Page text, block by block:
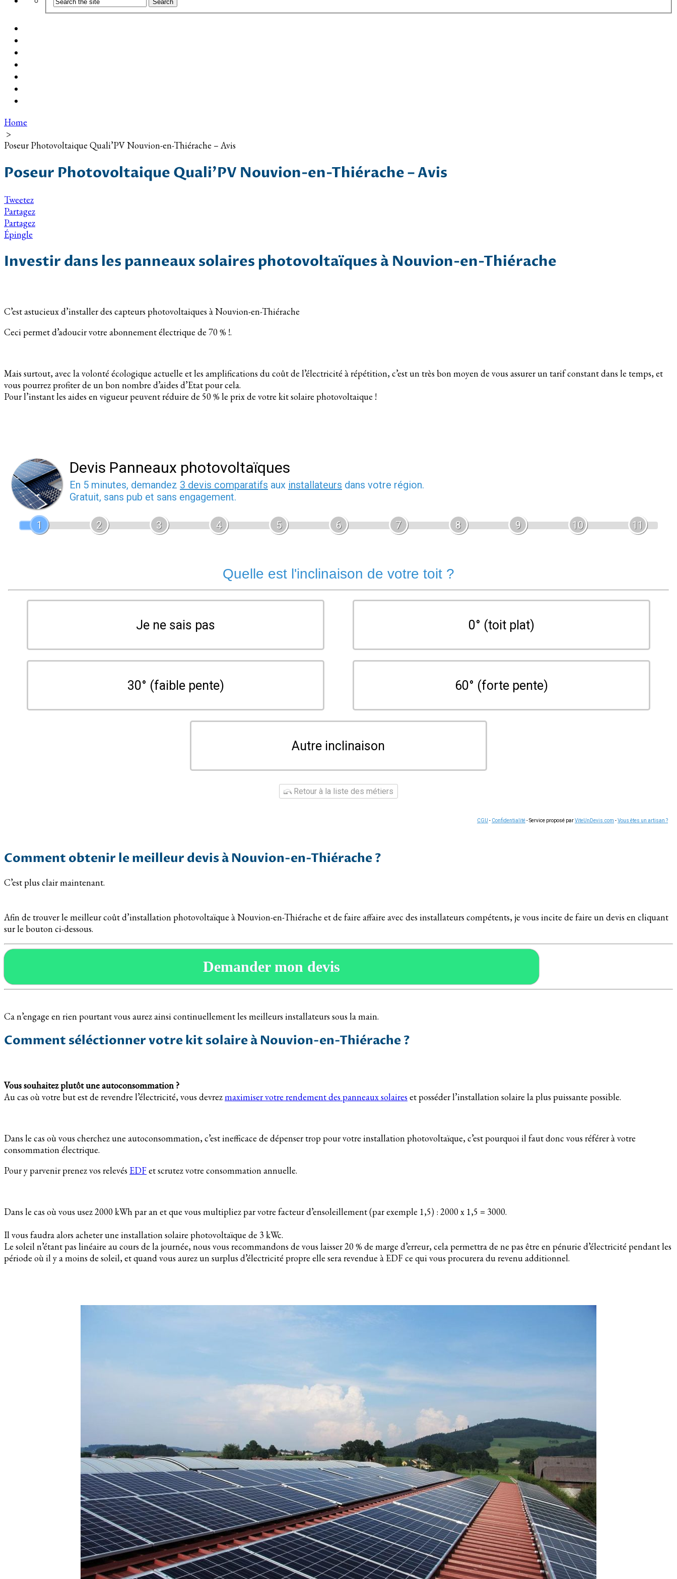
Home
>
Poseur Photovoltaique Quali’PV Nouvion-en-Thiérache – Avis
Poseur Photovoltaique Quali’PV Nouvion-en-Thiérache – Avis
Tweetez
Partagez
Partagez
Épingle
Investir dans les panneaux solaires photovoltaïques à Nouvion-en-Thiérache
C’est astucieux d’installer des capteurs photovoltaiques à Nouvion-en-Thiérache
Ceci permet d’adoucir votre abonnement électrique de 70 % !.
Mais surtout, avec la volonté écologique actuelle et les amplifications du coût de l’électricité à répétition, c’est un très bon moyen de vous assurer un tarif constant dans le temps, et
vous pourrez profiter de un bon nombre d’aides d’Etat pour cela.
Pour l’instant les aides en vigueur peuvent réduire de 50 % le prix de votre kit solaire photovoltaique !
Devis Panneaux photovoltaïques
En 5 minutes, demandez 3 devis comparatifs aux installateurs dans votre région.
Gratuit, sans pub et sans engagement.
1 2 3 4 5 6 7 8 9 10 11
Quelle est l'inclinaison de votre toit ?
Je ne sais pas 0° (toit plat)
30° (faible pente) 60° (forte pente)
Autre inclinaison
Retour à la liste des métiers
CGU - Confidentialité- Service proposé parViteUnDevis.com -Vous êtes un artisan ?
Comment obtenir le meilleur devis à Nouvion-en-Thiérache ?
C’est plus clair maintenant.
Afin de trouver le meilleur coût d’installation photovoltaïque à Nouvion-en-Thiérache et de faire affaire avec des installateurs compétents, je vous incite de faire un devis en cliquant
sur le bouton ci-dessous.
Demander mon devis
Ca n’engage en rien pourtant vous aurez ainsi continuellement les meilleurs installateurs sous la main.
Comment séléctionner votre kit solaire à Nouvion-en-Thiérache ?
Vous souhaitez plutôt une autoconsommation ?
Au cas où votre but est de revendre l’électricité, vous devrezmaximiser votre rendement des panneaux solaires et posséder l’installation solaire la plus puissante possible.
Dans le cas où vous cherchez une autoconsommation, c’est inefficace de dépenser trop pour votre installation photovoltaïque, c’est pourquoi il faut donc vous référer à votre
consommation électrique.
Pour y parvenir prenez vos relevés EDFet scrutez votre consommation annuelle.
Dans le cas où vous usez 2000 kWh par an et que vous multipliez par votre facteur d’ensoleillement (par exemple 1,5) : 2000 x 1,5 = 3000.
Il vous faudra alors acheter une installation solaire photovoltaïque de 3 kWc.
Le soleil n’étant pas linéaire au cours de la journée, nous vous recommandons de vous laisser 20 % de marge d’erreur, cela permettra de ne pas être en pénurie d’électricité pendant les
période où il y a moins de soleil, et quand vous aurez un surplus d’électricité propre elle sera revendue à EDF ce qui vous procurera du revenu additionnel.